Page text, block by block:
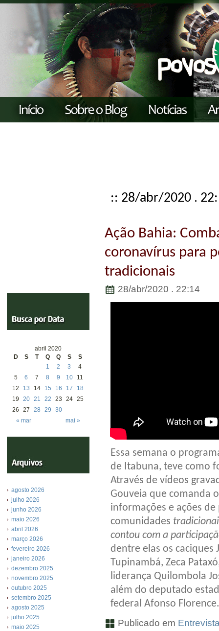
abril 2020
D
S T Q Q S S
« mar mai »
1 2 3
4
5
6 7 8 9 10
11
12
13 14 15 16 17
18
19
20 21 22 23 24 25
26
27 28 29 30
agosto 2026
julho 2026
junho 2026
maio 2026
abril 2026
março 2026
fevereiro 2026
janeiro 2026
dezembro 2025
novembro 2025
outubro 2025
setembro 2025
agosto 2025
julho 2025
maio 2025
:: 28/abr/2020 .
Ação Bahia:
coronavírus para
tradicionais
28/abr/2020 . 22:14
Essa semana o
de Itabuna, teve como
Através de vídeos
Gouveia que comanda
informações e ações
comunidades
contou com a
dentre elas os caciques
Tupinambá, Zeca
liderança Quilombola
além do deputado
federal Afonso
Publicado em